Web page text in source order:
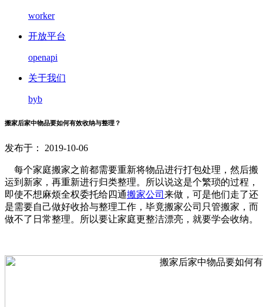
worker
开放平台
openapi
关于我们
byb
搬家后家中物品要如何有效收纳与整理？
发布于： 2019-10-06
每个家庭搬家之前都需要重新将物品进行打包处理，然后搬
运到新家，再重新进行归类整理。所以说这是个繁琐的过程，
即使不想麻烦全权委托给四通搬家公司 来做，可是他们走了还
是需要自己做好收拾与整理工作，毕竟搬家公司只管搬家，而
做不了日常整理。所以要让家庭更整洁漂亮，就要学会收纳。